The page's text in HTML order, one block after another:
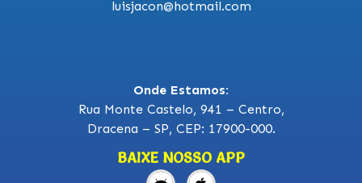
luisjacon@hotmail.com
Onde Estamos:
Rua Monte Castelo, 941 – Centro,
Dracena – SP, CEP: 17900-000.
BAIXE NOSSO APP